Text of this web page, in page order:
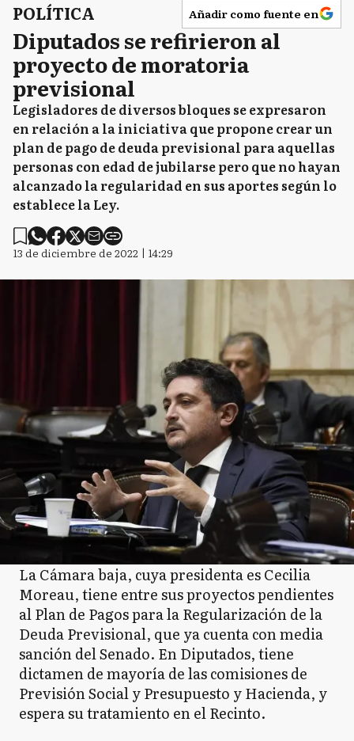
POLÍTICA Añadir como fuente en
Diputados se refirieron al
proyecto de moratoria
previsional
Legisladores de diversos bloques se expresaron
en relación a la iniciativa que propone crear un
plan de pago de deuda previsional para aquellas
personas con edad de jubilarse pero que no hayan
alcanzado la regularidad en sus aportes según lo
establece la Ley.
13 de diciembre de 2022 | 14:29
La Cámara baja, cuya presidenta es Cecilia
Moreau, tiene entre sus proyectos pendientes
al Plan de Pagos para la Regularización de la
Deuda Previsional, que ya cuenta con media
sanción del Senado. En Diputados, tiene
dictamen de mayoría de las comisiones de
Previsión Social y Presupuesto y Hacienda, y
espera su tratamiento en el Recinto.